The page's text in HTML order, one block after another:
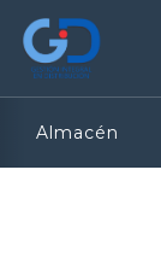
Almacén